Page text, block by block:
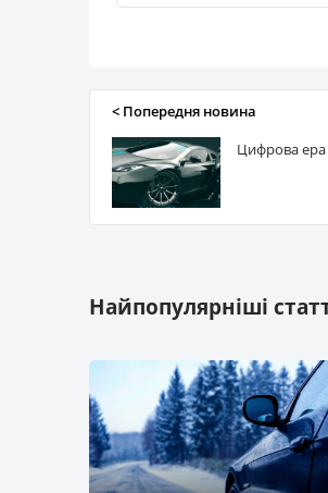
САЛАМАНДРА
КАРДІФ
ІНГО
АРМА
БРОКБІЗНЕС
< Попередня новина
Цифрова
Найпопулярніші